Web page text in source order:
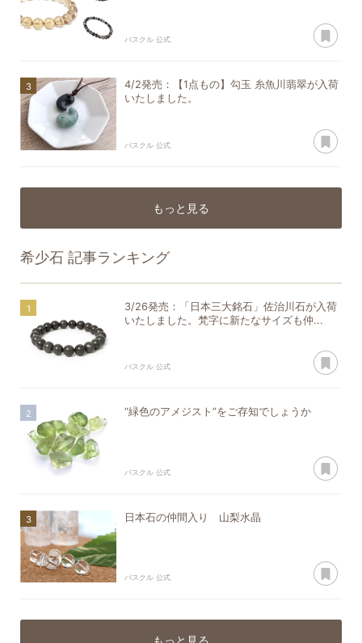
パスクル 公式
4/2発売：【1点もの】勾玉 糸魚川翡翠が入荷
いたしました。
パスクル 公式
もっと見る
希少石 記事ランキング
3/26発売：「日本三大銘石」佐治川石が入荷
いたしました。梵字に新たなサイズも仲...
パスクル 公式
“緑色のアメジスト”をご存知でしょうか
パスクル 公式
日本石の仲間入り 山梨水晶
パスクル 公式